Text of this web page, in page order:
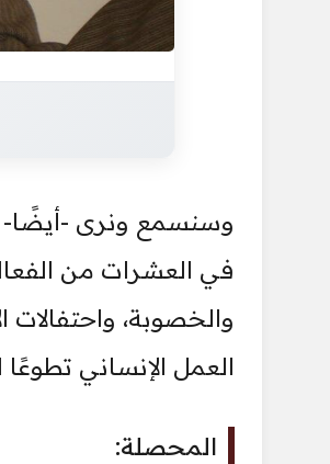
وسنسمع ونرى -أيضًا-
في العشرات من
والخصوبة، واحتفالات
العمل الإنساني
المحصلة: